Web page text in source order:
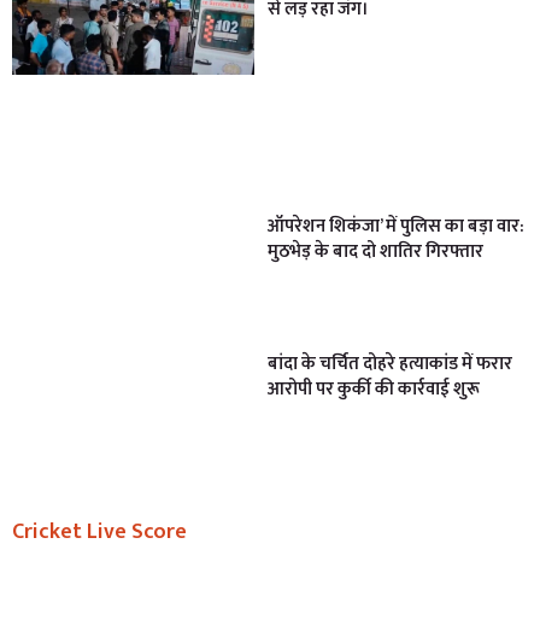
से लड़ रहा जंग।
ऑपरेशन शिकंजा’ में पुलिस का बड़ा वार:
मुठभेड़ के बाद दो शातिर गिरफ्तार
बांदा के चर्चित दोहरे हत्याकांड में फरार
आरोपी पर कुर्की की कार्रवाई शुरू
Cricket Live Score